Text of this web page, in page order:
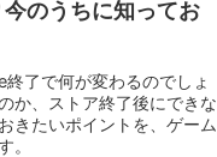
のうちに知ってお
了で何が変わるのでしょ
か、ストア終了後にできな
きたいポイントを、ゲーム
。